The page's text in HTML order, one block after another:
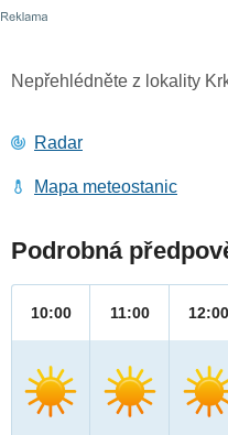
Nepřehlédněte z lokality
Radar
Mapa meteostanic
Podrobná
10:00 11:00 12:00